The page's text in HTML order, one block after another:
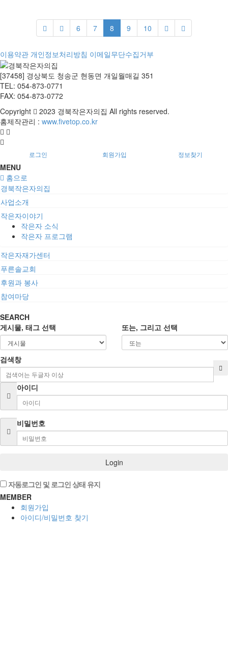
6 7 8 9 10
이용약관 개인정보처리방침 이메일무단수집거부
[37458] 경상북도 청송군 현동면 개일월매길 351
TEL: 054-873-0771
FAX: 054-873-0772
Copyright
2023 경북작은자의집 All rights reserved.
홈제작관리 : www.fivetop.co.kr
로그인 회원가입 정보찾기
MENU
홈으로
경북작은자의집
사업소개
작은자이야기
작은자 소식
작은자 프로그램
작은자재가센터
푸른솔교회
후원과 봉사
참여마당
SEARCH
게시물, 태그 선택
또는, 그리고 선택
검색창
아이디
비밀번호
Login
자동로그인 및 로그인 상태 유지
MEMBER
회원가입
아이디/비밀번호 찾기